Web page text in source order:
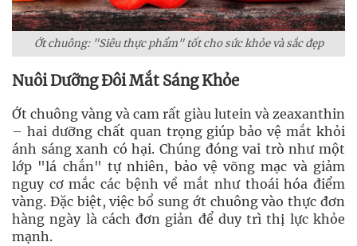
Ớt chuông: "Siêu thực phẩm" tốt cho sức khỏe và sắc đẹp
Nuôi Dưỡng Đôi Mắt Sáng Khỏe
Ớt chuông vàng và cam rất giàu lutein và zeaxanthin
– hai dưỡng chất quan trọng giúp bảo vệ mắt khỏi
ánh sáng xanh có hại. Chúng đóng vai trò như một
lớp "lá chắn" tự nhiên, bảo vệ võng mạc và giảm
nguy cơ mắc các bệnh về mắt như thoái hóa điểm
vàng. Đặc biệt, việc bổ sung ớt chuông vào thực đơn
hàng ngày là cách đơn giản để duy trì thị lực khỏe
mạnh.